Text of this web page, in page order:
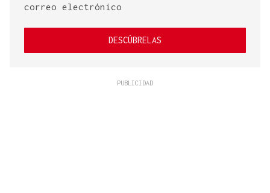
correo electrónico
DESCÚBRELAS